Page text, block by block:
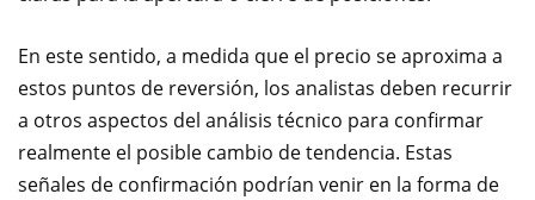
En este sentido, a medida que el precio se aproxima a
estos puntos de reversión, los analistas deben recurrir
a otros aspectos del análisis técnico para confirmar
realmente el posible cambio de tendencia. Estas
señales de confirmación podrían venir en la forma de